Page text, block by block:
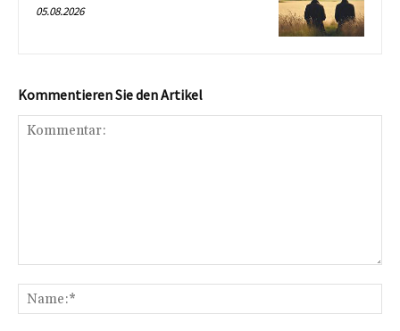
05.08.2026
Kommentieren Sie den Artikel